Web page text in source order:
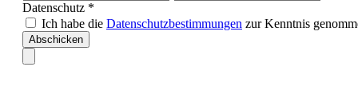
Datenschutz *
Ich habe die Datenschutzbestimmungen zur Kenntnis
Abschicken